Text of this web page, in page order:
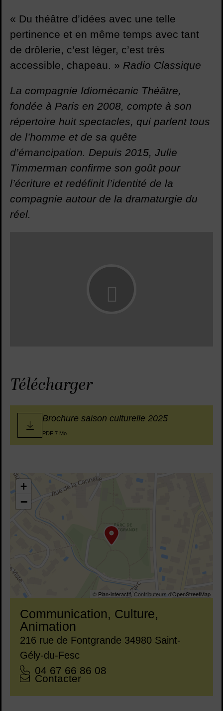
« Du théâtre d’idées avec une telle
pertinence et en même temps avec tant
de drôlerie, c’est léger, c’est très
accessible, chapeau. » Radio Classique
La compagnie Idiomécanic Théâtre,
fondée à Paris en 2008, compte à son
répertoire huit spectacles, qui parlent tous
de l’homme et de sa quête
d’émancipation. Depuis 2015, Julie
Timmerman confirme son goût pour
l’écriture et redéfinit l’identité de la
compagnie autour de la dramaturgie du
réel.
Télécharger
Brochure saison culturelle 2025
PDF 7 Mo
43.691546,3.804221
+
−
© Plan-interactif , Contributeurs d'OpenStreetMap
Communication, Culture,
Animation
Adresse :
216 rue de Fontgrande 34980 Saint-
Gély-du-Fesc
Tél. :04 67 66 86 08
Courriel :
Contacter